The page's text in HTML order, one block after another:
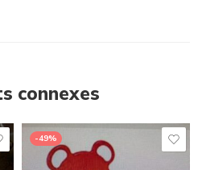
connexes
-49%